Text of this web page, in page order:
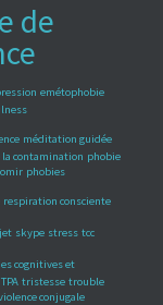
de
emétophobie
méditation guidée
la contamination phobie
phobies
respiration consciente
skype stress tcc
cognitives et
TPA tristesse trouble
conjugale